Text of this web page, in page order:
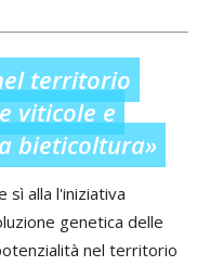
territorio
viticole e
bieticoltura»
sì alla l'iniziativa
genetica delle
nel territorio